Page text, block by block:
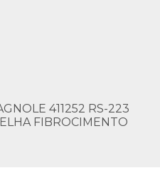
411252 RS-223
FIBROCIMENTO